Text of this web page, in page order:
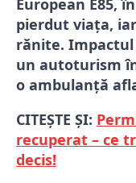
European E85,
pierdut viața,
rănite.
un autoturism
o ambulanță
CITEȘTE ȘI:
recuperat – ce
decis!